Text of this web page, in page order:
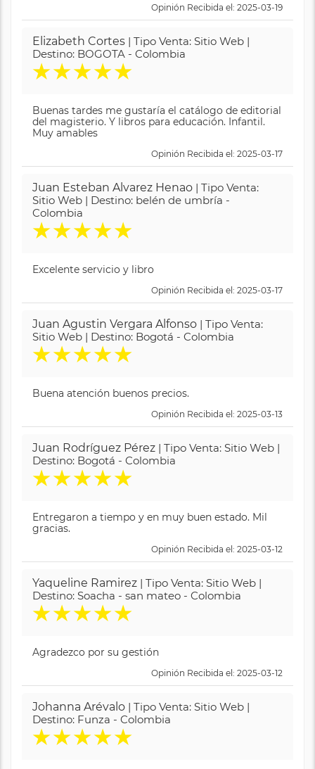
Opinión Recibida el: 2025-03-19
Elizabeth Cortes | Tipo Venta: Sitio Web |
Destino: BOGOTA - Colombia
★★★★★
Buenas tardes me gustaría el catálogo de editorial
del magisterio. Y libros para educación. Infantil.
Muy amables
Opinión Recibida el: 2025-03-17
Juan Esteban Alvarez Henao | Tipo Venta:
Sitio Web | Destino: belén de umbría -
Colombia
★★★★★
Excelente servicio y libro
Opinión Recibida el: 2025-03-17
Juan Agustin Vergara Alfonso | Tipo Venta:
Sitio Web | Destino: Bogotá - Colombia
★★★★★
Buena atención buenos precios.
Opinión Recibida el: 2025-03-13
Juan Rodríguez Pérez | Tipo Venta: Sitio Web |
Destino: Bogotá - Colombia
★★★★★
Entregaron a tiempo y en muy buen estado. Mil
gracias.
Opinión Recibida el: 2025-03-12
Yaqueline Ramirez | Tipo Venta: Sitio Web |
Destino: Soacha - san mateo - Colombia
★★★★★
Agradezco por su gestión
Opinión Recibida el: 2025-03-12
Johanna Arévalo | Tipo Venta: Sitio Web |
Destino: Funza - Colombia
★★★★★